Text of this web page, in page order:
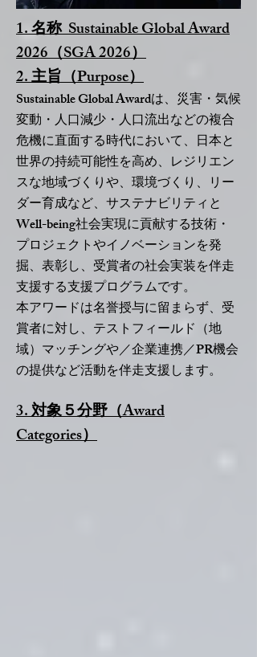
1. 名称 Sustainable Global Award
2026（SGA 2026）
2. 主旨（Purpose）
Sustainable Global Awardは、災害・気候
変動・人口減少・人口流出などの複合
危機に直面する時代において、日本と
世界の持続可能性を高め、レジリエン
スな地域づくりや、環境づくり、リー
ダー育成など、サステナビリティと
Well-being社会実現に貢献する技術・
プロジェクトやイノベーションを発
掘、表彰し、受賞者の社会実装を伴走
支援する支援プログラムです。
本アワードは名誉授与に留まらず、受
賞者に対し、テストフィールド（地
域）マッチングや／企業連携／PR機会
の提供など活動を伴走支援します。
3. 対象５分野（Award
Categories）